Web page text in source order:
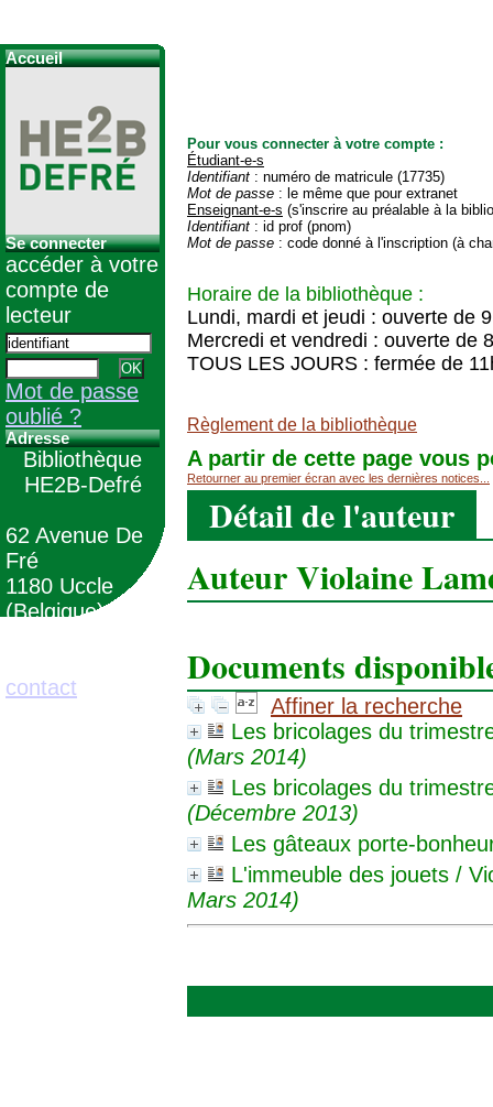
Pour vous connecter à votre compte :
Étudiant-e-s
Identifiant : numéro de matricule (17735)
Mot de passe : le même que pour extranet
Enseignant-e-s (s'inscrire au préalable à la
Identifiant : id prof (pnom)
Mot de passe : code donné à l'inscription (à
Horaire de la bibliothèque :
Lundi, mardi et jeudi : ouverte de
Mercredi et vendredi : ouverte de
TOUS LES JOURS : fermée de
Règlement de la bibliothèque
A partir de cette page vous
Retourner au premier écran avec les dernières notices...
Détail de l'auteur
Auteur Violaine
Documents
Affiner la recherche
Les bricolages du
(Mars 2014)
Les bricolages du
(Décembre 2013)
Les gâteaux porte-
L'immeuble des jouets /
Mars 2014)
Accueil
Se connecter
accéder à votre
compte de
lecteur
Mot de passe
oublié ?
Adresse
Bibliothèque
HE2B-Defré
62 Avenue De
Fré
1180 Uccle
(Belgique)
contact